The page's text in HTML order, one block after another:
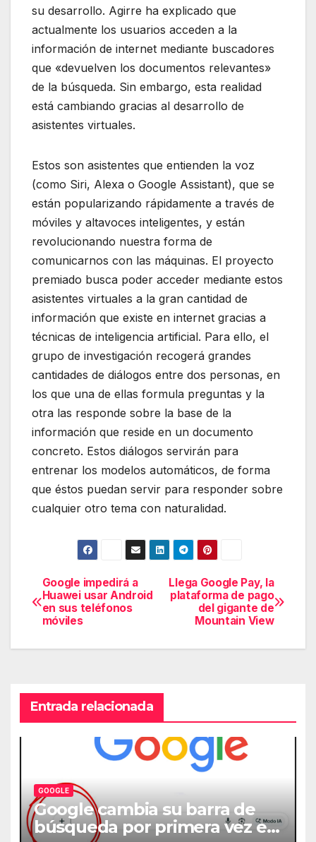
su desarrollo. Agirre ha explicado que
actualmente los usuarios acceden a la
información de internet mediante buscadores
que «devuelven los documentos relevantes»
de la búsqueda. Sin embargo, esta realidad
está cambiando gracias al desarrollo de
asistentes virtuales.
Estos son asistentes que entienden la voz
(como Siri, Alexa o Google Assistant), que se
están popularizando rápidamente a través de
móviles y altavoces inteligentes, y están
revolucionando nuestra forma de
comunicarnos con las máquinas. El proyecto
premiado busca poder acceder mediante estos
asistentes virtuales a la gran cantidad de
información que existe en internet gracias a
técnicas de inteligencia artificial. Para ello, el
grupo de investigación recogerá grandes
cantidades de diálogos entre dos personas, en
los que una de ellas formula preguntas y la
otra las responde sobre la base de la
información que reside en un documento
concreto. Estos diálogos servirán para
entrenar los modelos automáticos, de forma
que éstos puedan servir para responder sobre
cualquier otro tema con naturalidad.
Navegación
de
entradas
Llega Google Pay, la
plataforma de pago
del gigante de
Mountain View
Google impedirá a
Huawei usar Android
en sus teléfonos
móviles
Entrada relacionada
GOOGLE
Google cambia su barra de
búsqueda por primera vez en